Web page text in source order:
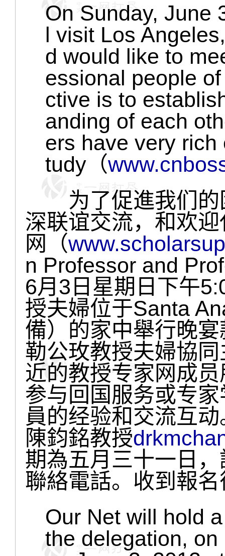
On Sunday, June
l visit Los
d would like to
essional people
ctive is to
anding of each
ers have very
tudy（
为了促進我们的
深联谊交流，和欢
网（
n Professor and
6月3日星期日下午
授夫婦位于Santa
備）的家中舉行晚
勒公玫教授夫婦協
近的教授专家网成
参与回国服务或专
員的经验和交流互
陳鈞銘教授
期為五月三十一日
聯絡電話。收到報
Our Net will hold
the delegation,